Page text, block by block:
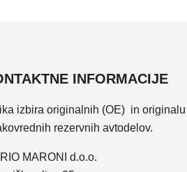
INFORMACIJE
izbira originalnih (OE) in originalu
rezervnih avtodelov.
MARONI d.o.o.